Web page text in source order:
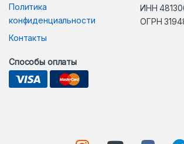
Политика
конфиденциальности
Контакты
ИНН
ОГРН
Способы оплаты